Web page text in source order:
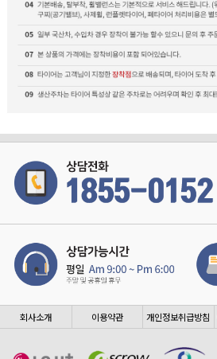
회사소개 이용약관 개인정보취급방침